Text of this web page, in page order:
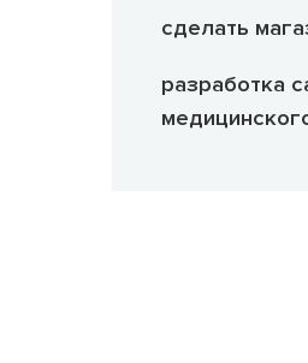
сделать
разработка